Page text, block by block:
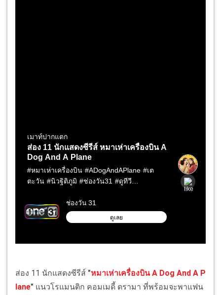
ส่อง 11 นักแสดงซีรีส์ "หมาเห่าเครื่องบิน A Dog And A P
lane" แนวโรแมนติก คอมเมดี้ ดรามา ที่พร้อมจะพาแฟน